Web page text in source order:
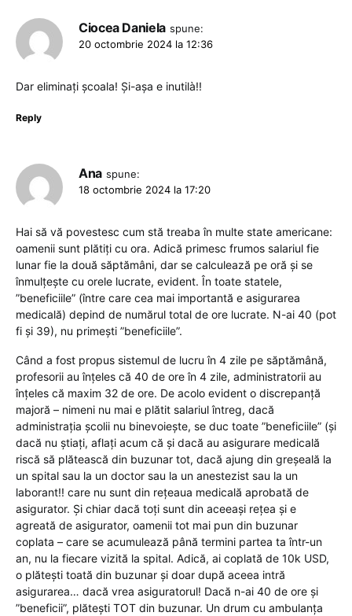
Ciocea Daniela spune:
20 octombrie 2024 la 12:36
Dar eliminați școala! Și-așa e inutilà!!
Reply
Ana spune:
18 octombrie 2024 la 17:20
Hai să vă povestesc cum stă treaba în multe state americane:
oamenii sunt plătiți cu ora. Adică primesc frumos salariul fie
lunar fie la două săptămâni, dar se calculează pe oră și se
înmulțește cu orele lucrate, evident. În toate statele,
”beneficiile” (între care cea mai importantă e asigurarea
medicală) depind de numărul total de ore lucrate. N-ai 40 (pot
fi și 39), nu primești ”beneficiile”.
Când a fost propus sistemul de lucru în 4 zile pe săptămână,
profesorii au înțeles că 40 de ore în 4 zile, administratorii au
înțeles că maxim 32 de ore. De acolo evident o discrepanță
majoră – nimeni nu mai e plătit salariul întreg, dacă
administrația școlii nu binevoiește, se duc toate ”beneficiile” (și
dacă nu știați, aflați acum că și dacă au asigurare medicală
riscă să plătească din buzunar tot, dacă ajung din greșeală la
un spital sau la un doctor sau la un anestezist sau la un
laborant!! care nu sunt din rețeaua medicală aprobată de
asigurator. Și chiar dacă toți sunt din aceeași rețea și e
agreată de asigurator, oamenii tot mai pun din buzunar
coplata – care se acumulează până termini partea ta într-un
an, nu la fiecare vizită la spital. Adică, ai coplată de 10k USD,
o plătești toată din buzunar și doar după aceea intră
asigurarea… dacă vrea asiguratorul! Dacă n-ai 40 de ore și
”beneficii”, plătești TOT din buzunar. Un drum cu ambulanța